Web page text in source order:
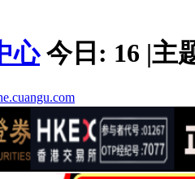
心 今日: 16 |主